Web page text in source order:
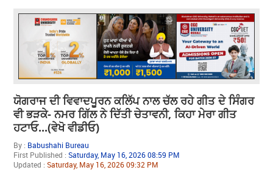
ਯੋਗਰਾਜ ਦੀ ਵਿਵਾਦਪੂਰਨ ਕਲਿੱਪ ਨਾਲ ਚੱਲ ਰਹੇ ਗੀਤ ਦੇ ਸਿੰਗਰ
ਵੀ ਭੜਕੇ- ਨਮਰ ਗਿੱਲ ਨੇ ਦਿੱਤੀ ਚੇਤਾਵਨੀ, ਕਿਹਾ ਮੇਰਾ ਗੀਤ
ਹਟਾਓ...(ਵੇਖੋ ਵੀਡੀਓ)
By : Babushahi Bureau
First Published :Saturday, May 16, 2026 08:59 PM
Updated :Saturday, May 16, 2026 09:32 PM